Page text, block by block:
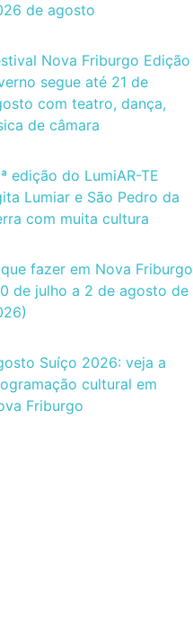
de agosto
Nova Friburgo Edição
segue até 21 de
com teatro, dança,
de câmara
edição do LumiAR-TE
Lumiar e São Pedro da
com muita cultura
fazer em Nova Friburgo
de julho a 2 de agosto de
Suíço 2026: veja a
cultural em
Friburgo